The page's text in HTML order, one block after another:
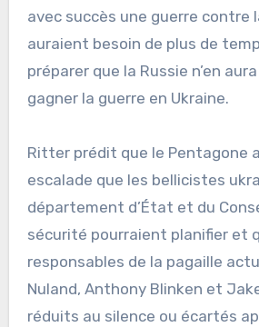
avec succès une guerre contre
auraient besoin de plus de
préparer que la Russie n’en
gagner la guerre en Ukraine.
Ritter prédit que le Pentagone
escalade que les bellicistes
département d’État et du
sécurité pourraient planifier et
responsables de la pagaille
Nuland, Anthony Blinken et
réduits au silence ou écartés